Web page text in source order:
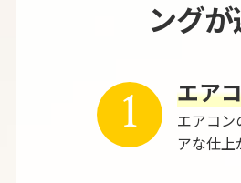
ング
エア
エアコン
アな仕上
1